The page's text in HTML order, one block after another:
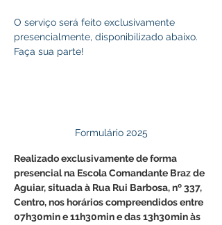
O serviço será feito exclusivamente
presencialmente, disponibilizado abaixo.
Faça sua parte!
Formulário 2025
Realizado exclusivamente de forma
presencial na Escola Comandante Braz de
Aguiar, situada à Rua Rui Barbosa, nº 337,
Centro, nos horários compreendidos entre
07h30min e 11h30min e das 13h30min às